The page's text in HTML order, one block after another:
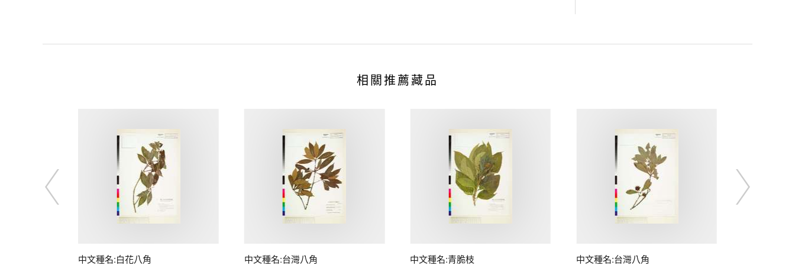
相關推薦藏品
中文種名:白花八角 中文種名:台灣八角 中文種名:青脆枝 中文種名:台灣八角